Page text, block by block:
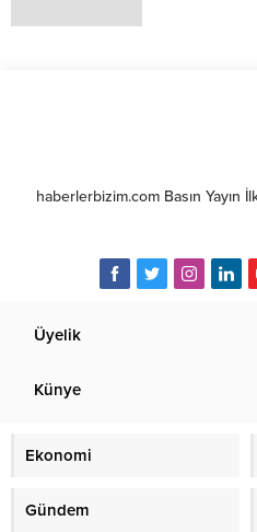
haberlerbizim.com Basın Yayın
Üyelik
Künye
Ekonomi
Gündem